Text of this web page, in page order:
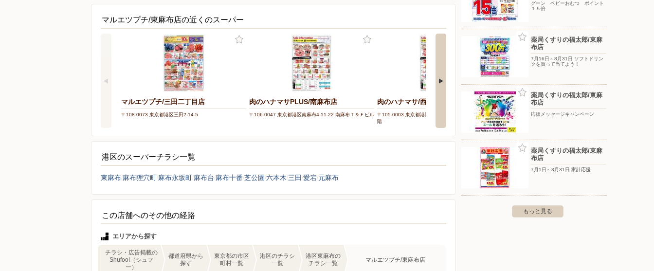
マルエツプチ/東麻布店の近くのスーパー
マルエツプチ/三田二丁目店
〒108-0073 東京都港区三田2-14-5
肉のハナマサPLUS/南麻布店
〒106-0047 東京都港区南麻布4-11-22 南麻布Ｔ＆Ｆビル
肉のハナマサ/西新橋店
〒105-0003 東京都港区西新橋2-23-1 第3東洋海事ビル1
階
肉のハナマサ/芝浦店
〒108-0023 東京都港区芝浦3-15-9 ジャパンミート芝浦
ビル1階,2階
港区のスーパーチラシ一覧
東麻布 麻布狸穴町 麻布永坂町 麻布台 麻布十番 芝公園 六本木 三田 愛宕 元麻布
この店舗へのその他の経路
エリアから探す
チラシ・広告掲載の
Shufoo!（シュフ
ー）
都道府県から
探す
東京都の市区
町村一覧
港区のチラシ
一覧
港区東麻布の
チラシ一覧
マルエツプチ/東麻布店
グーン ベビーおむつ ポイント
１５倍
薬局くすりの福太郎/東麻
布店
7月16日～8月31日 ソフトドリン
クを買って当てよう！
薬局くすりの福太郎/東麻
布店
応援メッセージキャンペーン
薬局くすりの福太郎/東麻
布店
7月1日～8月31日 家計応援
もっと見る